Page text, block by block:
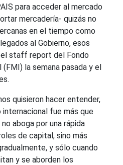
para acceder al mercado
mercadería- quizás no
en el tiempo como
al Gobierno, esos
staff report del Fondo
la semana pasada y el
quisieron hacer entender,
fue más que
aboga por una rápida
de capital, sino más
y sólo cuando
y se aborden los